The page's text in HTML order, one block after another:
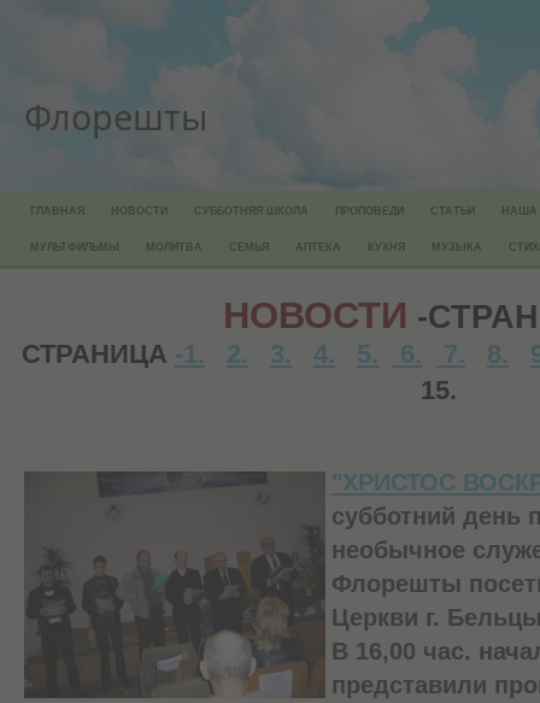
Флорешты
ГЛАВНАЯ НОВОСТИ СУББОТНЯЯ ШКОЛА ПРОПОВЕДИ СТАТЬИ НАША
МУЛЬТФИЛЬМЫ МОЛИТВА СЕМЬЯ АПТЕКА КУХНЯ МУЗЫКА
НОВОСТИ -
СТРАНИЦА -1. 2. 3. 4. 5. 6. 7. 8.
15.
"ХРИСТОС
субботний день
необычное
Флорешты
Церкви г.
В 16,00 час.
представили